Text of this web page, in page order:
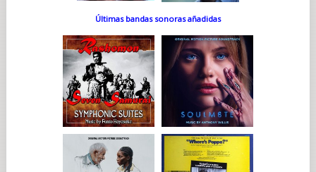
Últimas bandas sonoras añadidas